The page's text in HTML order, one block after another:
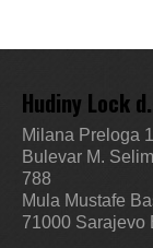
Hudiny Lock
Milana Preloga
Bulevar M.
788
Mula Mustafe
71000 Sarajevo